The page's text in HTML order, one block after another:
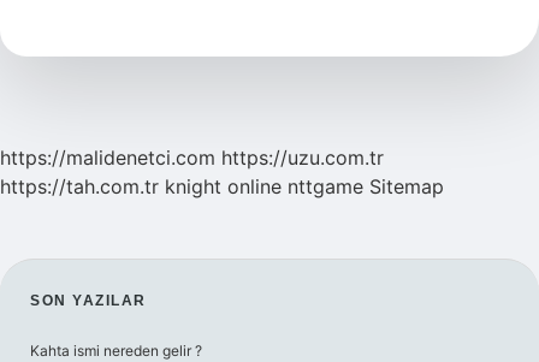
Girmek
https://malidenetci.com https://uzu.com.tr
https://tah.com.tr knight online nttgame Sitemap
SIDEBAR
SON YAZILAR
Kahta ismi nereden gelir ?